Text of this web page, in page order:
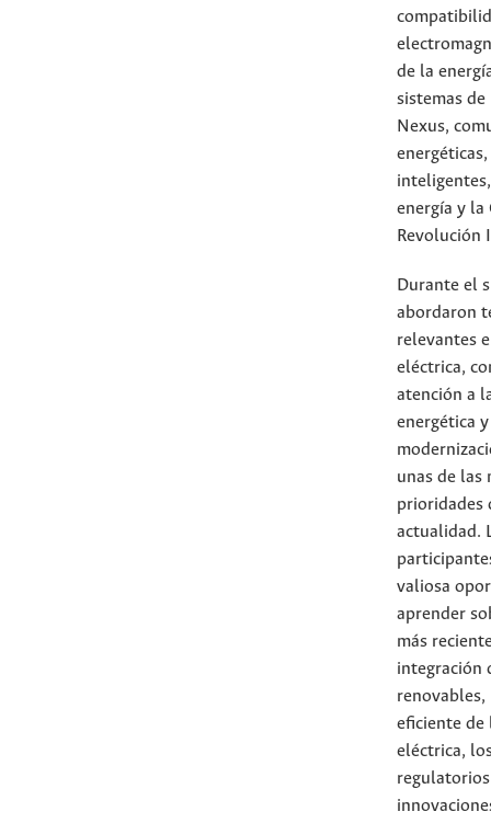
de la
sistemas de
Nexus,
energéticas,
energía y la
Revolución
Durante el
abordaron
relevantes
eléctrica,
atención a
energética
unas de las
prioridades
actualidad.
valiosa
aprender
más
integración
renovables,
eficiente de
eléctrica,